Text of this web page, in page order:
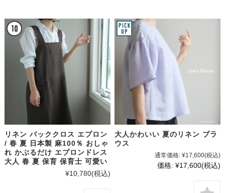
リネン バッククロス エプロン
/ 春 夏 日本製 麻100％ おしゃ
れ かぶるだけ エプロンドレス
大人 春 夏 保育 保育士 可愛い
¥10,780(税込)
大人かわいい 夏のリネン ブラ
ウス
通常価格: ¥17,600(税込)
価格: ¥17,600(税込)